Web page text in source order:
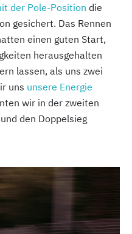
der Pole-Position die
gesichert. Das Rennen
einen guten Start,
herausgehalten
lassen, als uns zwei
uns unsere Energie
wir in der zweiten
den Doppelsieg